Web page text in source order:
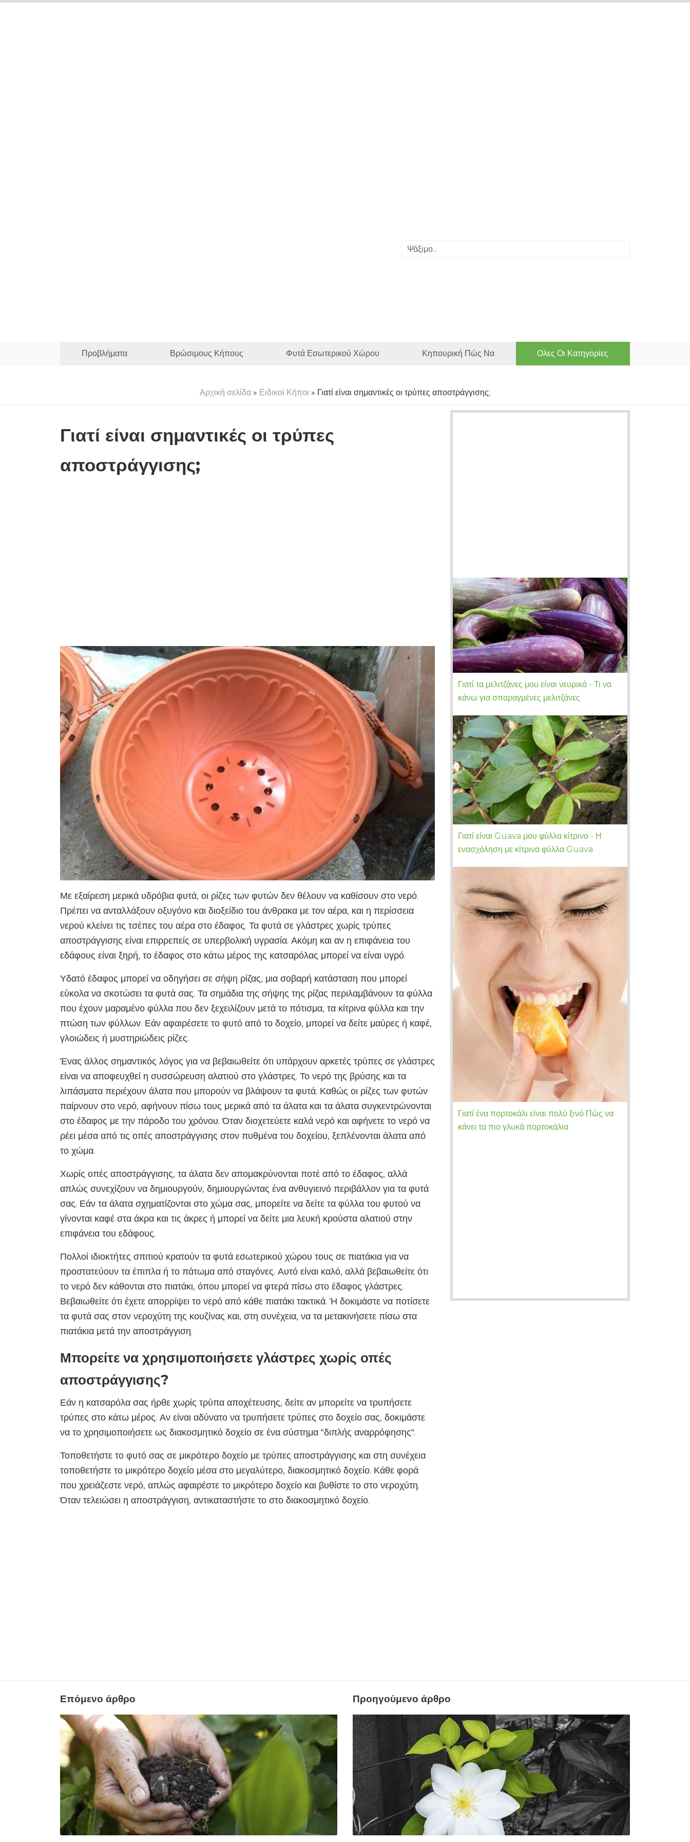
Προβλήματα Βρώσιμους Κήπους Φυτά Εσωτερικού Χώρου Κηπουρική Πώς Να Ολες Οι Κατηγορίες
Αρχική σελίδα » Ειδικοί Κήποι » Γιατί είναι σημαντικές οι τρύπες αποστράγγισης;
Γιατί είναι σημαντικές οι τρύπες
αποστράγγισης;
Με εξαίρεση μερικά υδρόβια φυτά, οι ρίζες των φυτών δεν θέλουν να καθίσουν στο νερό.
Πρέπει να ανταλλάξουν οξυγόνο και διοξείδιο του άνθρακα με τον αέρα, και η περίσσεια
νερού κλείνει τις τσέπες του αέρα στο έδαφος. Τα φυτά σε γλάστρες χωρίς τρύπες
αποστράγγισης είναι επιρρεπείς σε υπερβολική υγρασία. Ακόμη και αν η επιφάνεια του
εδάφους είναι ξηρή, το έδαφος στο κάτω μέρος της κατσαρόλας μπορεί να είναι υγρό.
Υδατό έδαφος μπορεί να οδηγήσει σε σήψη ρίζας, μια σοβαρή κατάσταση που μπορεί
εύκολα να σκοτώσει τα φυτά σας. Τα σημάδια της σήψης της ρίζας περιλαμβάνουν τα φύλλα
που έχουν μαραμένο φύλλα που δεν ξεχειλίζουν μετά το πότισμα, τα κίτρινα φύλλα και την
πτώση των φύλλων. Εάν αφαιρέσετε το φυτό από το δοχείο, μπορεί να δείτε μαύρες ή καφέ,
γλοιώδεις ή μυστηριώδεις ρίζες.
Ένας άλλος σημαντικός λόγος για να βεβαιωθείτε ότι υπάρχουν αρκετές τρύπες σε γλάστρες
είναι να αποφευχθεί η συσσώρευση αλατιού στο γλάστρες. Το νερό της βρύσης και τα
λιπάσματα περιέχουν άλατα που μπορούν να βλάψουν τα φυτά. Καθώς οι ρίζες των φυτών
παίρνουν στο νερό, αφήνουν πίσω τους μερικά από τα άλατα και τα άλατα συγκεντρώνονται
στο έδαφος με την πάροδο του χρόνου. Όταν διοχετεύετε καλά νερό και αφήνετε το νερό να
ρέει μέσα από τις οπές αποστράγγισης στον πυθμένα του δοχείου, ξεπλένονται άλατα από
το χώμα.
Χωρίς οπές αποστράγγισης, τα άλατα δεν απομακρύνονται ποτέ από το έδαφος, αλλά
απλώς συνεχίζουν να δημιουργούν, δημιουργώντας ένα ανθυγιεινό περιβάλλον για τα φυτά
σας. Εάν τα άλατα σχηματίζονται στο χώμα σας, μπορείτε να δείτε τα φύλλα του φυτού να
γίνονται καφέ στα άκρα και τις άκρες ή μπορεί να δείτε μια λευκή κρούστα αλατιού στην
επιφάνεια του εδάφους.
Πολλοί ιδιοκτήτες σπιτιού κρατούν τα φυτά εσωτερικού χώρου τους σε πιατάκια για να
προστατεύουν τα έπιπλα ή το πάτωμα από σταγόνες. Αυτό είναι καλό, αλλά βεβαιωθείτε ότι
το νερό δεν κάθονται στο πιατάκι, όπου μπορεί να φτερά πίσω στο έδαφος γλάστρες.
Βεβαιωθείτε ότι έχετε απορρίψει το νερό από κάθε πιατάκι τακτικά. Ή δοκιμάστε να ποτίσετε
τα φυτά σας στον νεροχύτη της κουζίνας και, στη συνέχεια, να τα μετακινήσετε πίσω στα
πιατάκια μετά την αποστράγγιση.
Μπορείτε να χρησιμοποιήσετε γλάστρες χωρίς οπές
αποστράγγισης?
Εάν η κατσαρόλα σας ήρθε χωρίς τρύπα αποχέτευσης, δείτε αν μπορείτε να τρυπήσετε
τρύπες στο κάτω μέρος. Αν είναι αδύνατο να τρυπήσετε τρύπες στο δοχείο σας, δοκιμάστε
να το χρησιμοποιήσετε ως διακοσμητικό δοχείο σε ένα σύστημα "διπλής αναρρόφησης".
Τοποθετήστε το φυτό σας σε μικρότερο δοχείο με τρύπες αποστράγγισης και στη συνέχεια
τοποθετήστε το μικρότερο δοχείο μέσα στο μεγαλύτερο, διακοσμητικό δοχείο. Κάθε φορά
που χρειάζεστε νερό, απλώς αφαιρέστε το μικρότερο δοχείο και βυθίστε το στο νεροχύτη.
Όταν τελειώσει η αποστράγγιση, αντικαταστήστε το στο διακοσμητικό δοχείο.
Γιατί τα μελιτζάνες μου είναι νευρικά - Τι να
κάνω για σπαραγμένες μελιτζάνες
Γιατί είναι Guava μου φύλλα κίτρινο - Η
ενασχόληση με κίτρινα φύλλα Guava
Γιατί ένα πορτοκάλι είναι πολύ ξινό Πώς να
κάνει τα πιο γλυκά πορτοκάλια
Επόμενο άρθρο Προηγούμενο άρθρο